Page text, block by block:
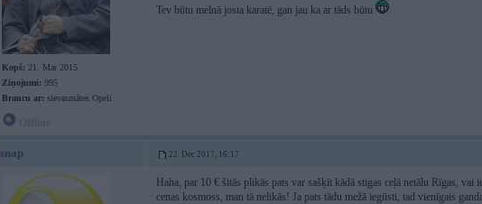
Kopš: 21. Mar 2015
Ziņojumi: 995
Braucu ar: sievasmātes Opeli
Tev būtu melnā josta karatē, gan jau ka ar tāds būtu
snap 22. Dec 2017, 16:17
Haha, par 10 € šitās plikās pats var sašķīt kādā stigas ceļā netālu Rīgas,
cenas kosmoss, man tā nelikās! Ja pats tādu mežā iegūsti, tad vienīgais